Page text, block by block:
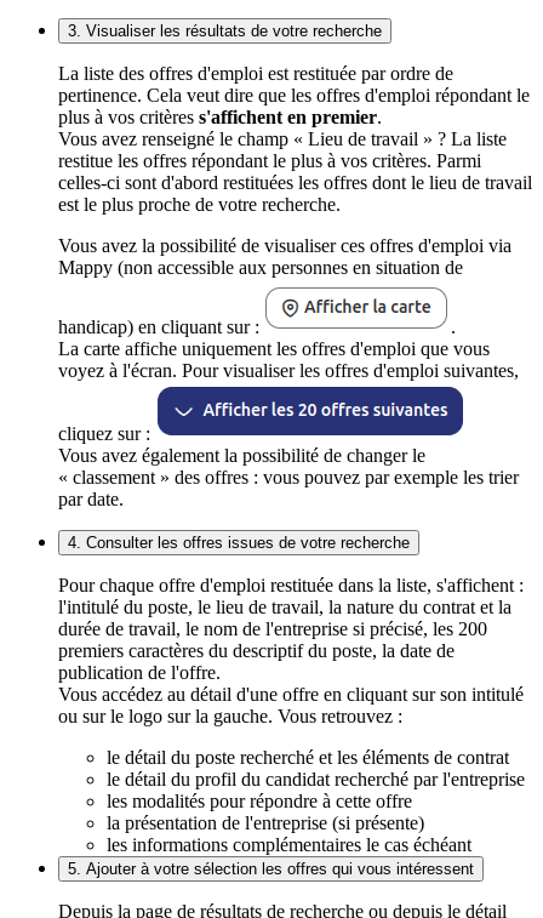
3. Visualiser les résultats de votre recherche
La liste des offres d'emploi est restituée par ordre de
pertinence. Cela veut dire que les offres d'emploi répondant le
plus à vos critères s'affichent en premier.
Vous avez renseigné le champ « Lieu de travail » ? La liste
restitue les offres répondant le plus à vos critères. Parmi
celles-ci sont d'abord restituées les offres dont le lieu de travail
est le plus proche de votre recherche.
Vous avez la possibilité de visualiser ces offres d'emploi via
Mappy (non accessible aux personnes en situation de
handicap) en cliquant sur :
.
La carte affiche uniquement les offres d'emploi que vous
voyez à l'écran. Pour visualiser les offres d'emploi suivantes,
cliquez sur :
Vous avez également la possibilité de changer le
« classement » des offres : vous pouvez par exemple les trier
par date.
4. Consulter les offres issues de votre recherche
Pour chaque offre d'emploi restituée dans la liste, s'affichent :
l'intitulé du poste, le lieu de travail, la nature du contrat et la
durée de travail, le nom de l'entreprise si précisé, les 200
premiers caractères du descriptif du poste, la date de
publication de l'offre.
Vous accédez au détail d'une offre en cliquant sur son intitulé
ou sur le logo sur la gauche. Vous retrouvez :
le détail du poste recherché et les éléments de contrat
le détail du profil du candidat recherché par l'entreprise
les modalités pour répondre à cette offre
la présentation de l'entreprise (si présente)
les informations complémentaires le cas échéant
5. Ajouter à votre sélection les offres qui vous intéressent
Depuis la page de résultats de recherche ou depuis le détail